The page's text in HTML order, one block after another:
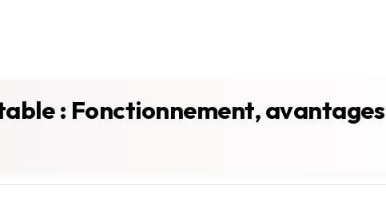
: Fonctionnement,